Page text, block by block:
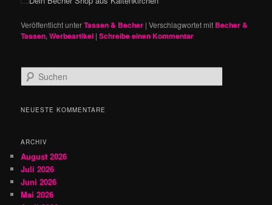
Veröffentlicht unterTassen & Becher |Verschlagwortet mit Becher &
Tassen,Werbeartikel |Schreibe einen Kommentar
u
h
NEUESTE KOMMENTARE
ARCHIV
August 2026
Juli 2026
Juni 2026
Mai 2026